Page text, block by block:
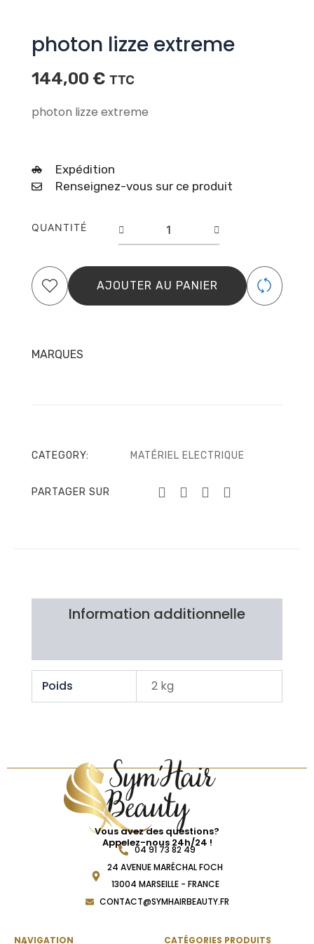
photon lizze extreme
144,00 € TTC
photon lizze extreme
Expédition
Renseignez-vous sur ce produit
QUANTITÉ
lizze
AJOUTER AU PANIER
MARQUES
CATEGORY: MATÉRIEL ELECTRIQUE
PARTAGER SUR
Information additionnelle
Poids 2 kg
Vous avez des questions?
Appelez-nous 24h/24 !
04 91 73 82 49
24 AVENUE MARÉCHAL FOCH
13004 MARSEILLE - FRANCE
CONTACT@SYMHAIRBEAUTY.FR
NAVIGATION CATÉGORIES PRODUITS